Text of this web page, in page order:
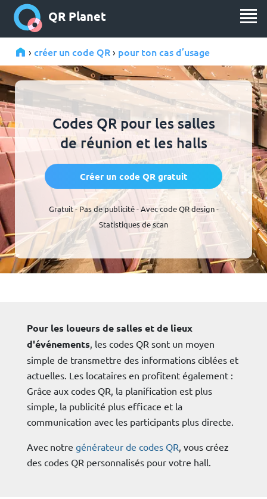
QR Planet
› créer un code QR › pour ton cas d’usage
Codes QR pour les salles
de réunion et les halls
Créer un code QR gratuit
Gratuit - Pas de publicité - Avec code QR design -
Statistiques de scan
Pour les loueurs de salles et de lieux
d'événements, les codes QR sont un moyen
simple de transmettre des informations ciblées et
actuelles. Les locataires en profitent également :
Grâce aux codes QR, la planification est plus
simple, la publicité plus efficace et la
communication avec les participants plus directe.
Avec notre générateur de codes QR, vous créez
des codes QR personnalisés pour votre hall.